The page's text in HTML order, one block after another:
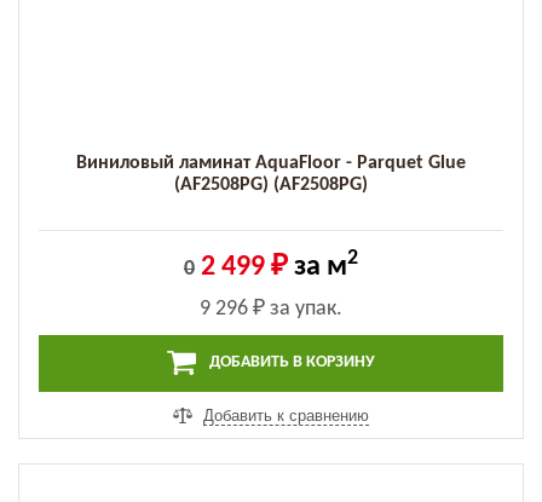
Виниловый ламинат AquaFloor - Parquet Glue
(AF2508PG) (AF2508PG)
0 2 499 ₽ за м2
9 296 ₽ за упак.
ДОБАВИТЬ В КОРЗИНУ
Добавить к сравнению